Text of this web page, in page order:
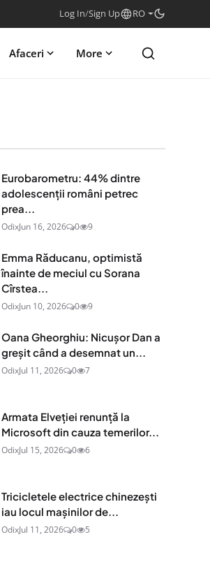
Log In/Sign Up RO
Afaceri More
Eurobarometru: 44% dintre
adolescenţii români petrec
prea...
OdixJun 16, 2026 0 9
Emma Răducanu, optimistă
înainte de meciul cu Sorana
Cîrstea...
OdixJun 10, 2026 0 9
Oana Gheorghiu: Nicușor Dan a
greșit când a desemnat un...
OdixJul 11, 2026 0 7
Armata Elveției renunță la
Microsoft din cauza temerilor...
OdixJul 15, 2026 0 6
Tricicletele electrice chinezești
iau locul mașinilor de...
OdixJul 11, 2026 0 5